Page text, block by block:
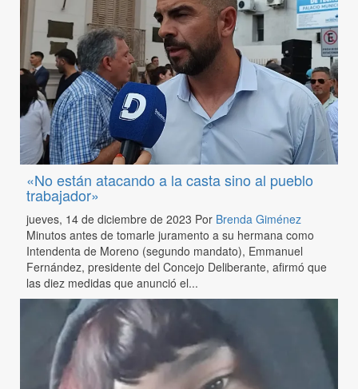
«No están atacando a la casta sino al pueblo
trabajador»
jueves, 14 de diciembre de 2023 Por Brenda Giménez
Minutos antes de tomarle juramento a su hermana como
Intendenta de Moreno (segundo mandato), Emmanuel
Fernández, presidente del Concejo Deliberante, afirmó que
las diez medidas que anunció el...